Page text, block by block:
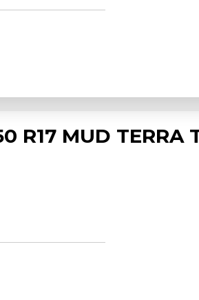
R17 MUD TERRA